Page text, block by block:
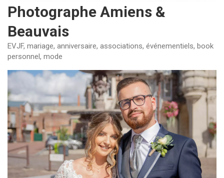
Photographe Amiens &
Beauvais
EVJF, mariage, anniversaire, associations, événementiels, book
personnel, mode